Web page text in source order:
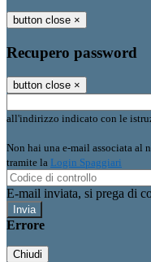
button close ×
Recupero password
button close ×
all'indirizzo indicato con le
Non hai una e-mail associata al
tramite la Login Spaggiari
E-mail inviata, si prega di
Errore
Chiudi